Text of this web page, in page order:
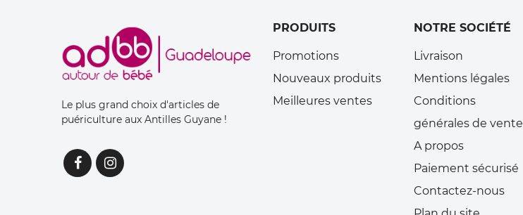
Le plus grand choix d'articles de
puériculture aux Antilles Guyane !
PRODUITS
Promotions
Nouveaux produits
Meilleures ventes
NOTRE SOCIÉTÉ
Livraison
Mentions légales
Conditions
générales de vente
A propos
Paiement sécurisé
Contactez-nous